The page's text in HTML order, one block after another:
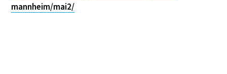
mannheim/mai2/